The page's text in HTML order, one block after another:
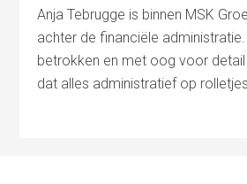
Anja Tebrugge is binnen MSK
achter de financiële
betrokken en met oog voor
dat alles administratief op